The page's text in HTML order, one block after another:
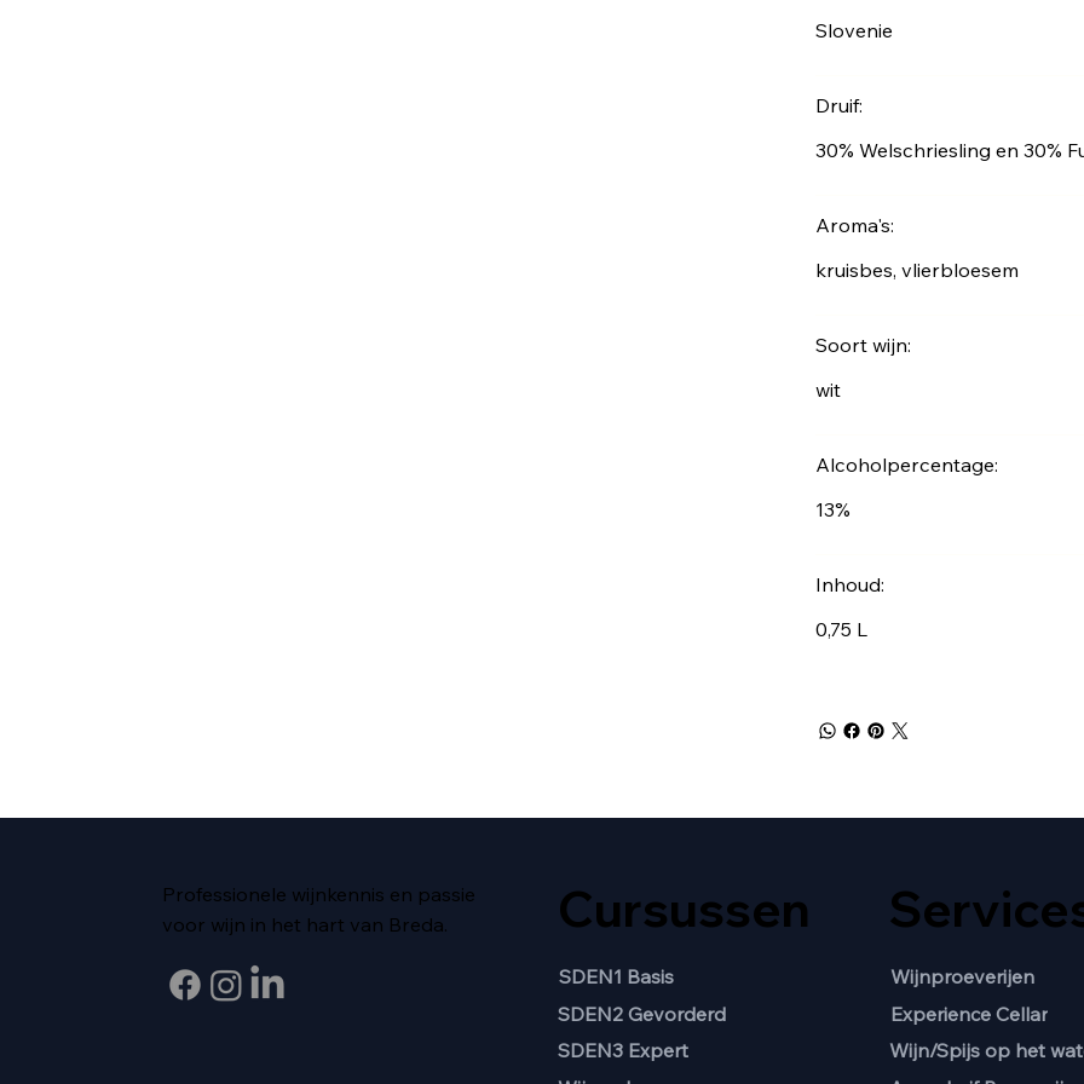
Slovenie
Druif:
30% Welschriesling en 30%
Aroma's:
kruisbes, vlierbloesem
Soort wijn:
wit
Alcoholpercentage:
13%
Inhoud:
0,75 L
Professionele wijnkennis en passie
voor wijn in het hart van Breda.
Cursussen
SDEN1 Basis
SDEN2 Gevorderd
SDEN3 Expert
Wijnproeverijen
Experience Cellar
Wijn/Spijs op het